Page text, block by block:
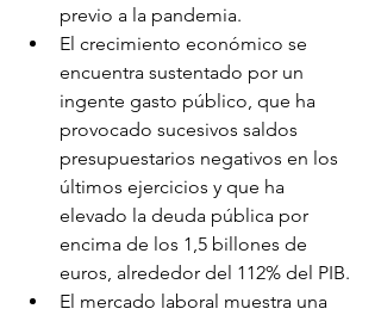
previo a la pandemia.
El crecimiento económico se
encuentra sustentado por un
ingente gasto público, que ha
provocado sucesivos saldos
presupuestarios negativos en los
últimos ejercicios y que ha
elevado la deuda pública por
encima de los 1,5 billones de
euros, alrededor del 112% del PIB.
El mercado laboral muestra una